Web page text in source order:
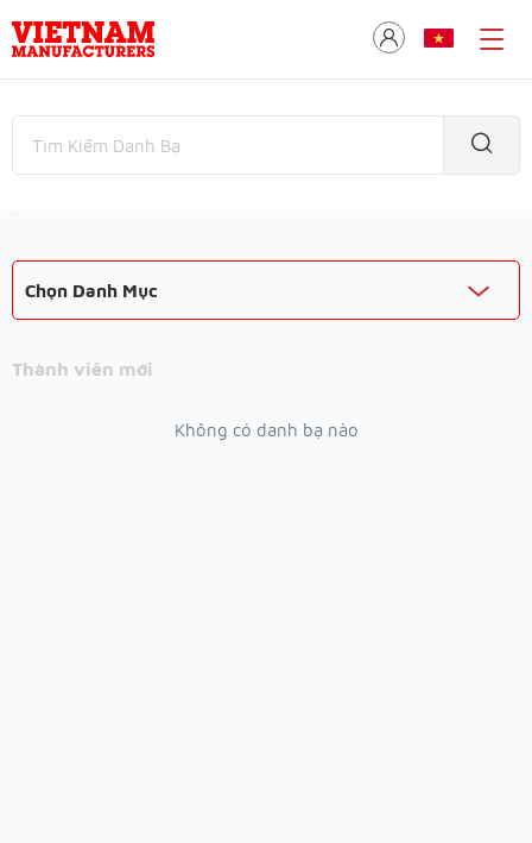
Chọn Danh Mục
Thành viên mới
Không có danh bạ nào